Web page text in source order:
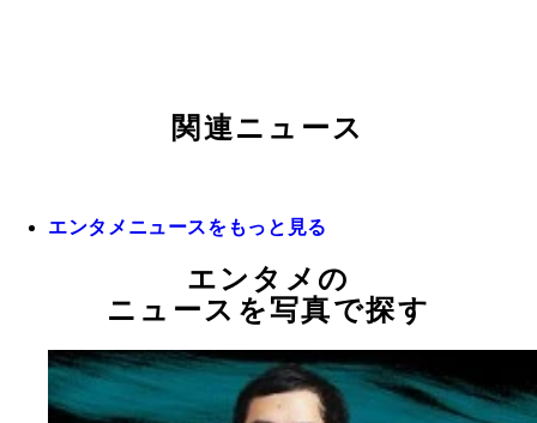
関連ニュース
エンタメニュースをもっと見る
エンタメの
ニュースを写真で探す